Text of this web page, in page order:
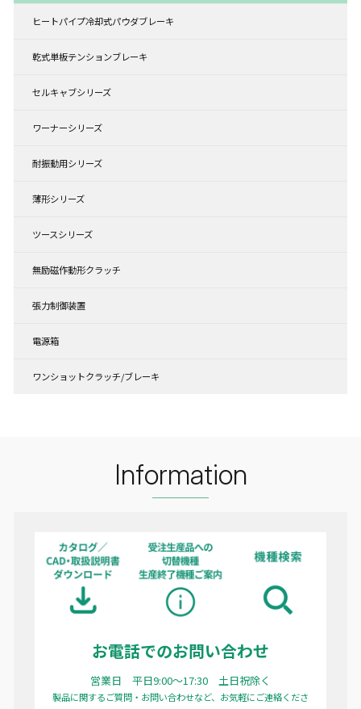
ヒートパイプ冷却式パウダブレーキ
乾式単板テンションブレーキ
セルキャブシリーズ
ワーナーシリーズ
耐振動用シリーズ
薄形シリーズ
ツースシリーズ
無励磁作動形クラッチ
張力制御装置
電源箱
ワンショットクラッチ/ブレーキ
Information
お電話でのお問い合わせ
営業日 平日9:00〜17:30 土日祝除く
製品に関するご質問・お問い合わせなど、お気軽にご連絡くださ